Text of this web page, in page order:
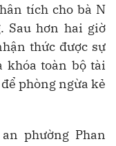
tích cho bà N
Sau hơn hai giờ
thức được sự
khóa toàn bộ tài
phòng ngừa kẻ
phường Phan